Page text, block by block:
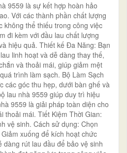
9559 là sự kết hợp hoàn hảo
Với các thành phần chất lượng
không thể thiếu trong công việc
đi kèm với đầu lau chất lượng
hiệu quả. Thiết kế Đa Năng: Bạn
linh hoạt và dễ dàng thay thế,
và thoải mái, giúp giảm mệt
trình làm sạch. Bộ Làm Sạch
các góc thu hẹp, dưới bàn ghế và
lau nhà 9559 giúp duy trì hiệu
9559 là giải pháp toàn diện cho
thoải mái. Tiết Kiệm Thời Gian:
vệ sinh. Cách sử dụng: Chọn
xuống để kích hoạt chức
rút lau đầu để bảo vệ sinh